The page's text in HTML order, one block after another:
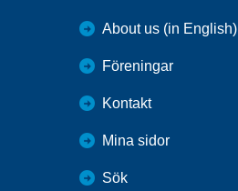
About us (in English)
Föreningar
Kontakt
Mina sidor
Sök